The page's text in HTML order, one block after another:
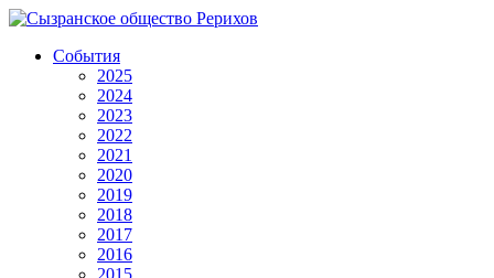
События
2025
2024
2023
2022
2021
2020
2019
2018
2017
2016
2015